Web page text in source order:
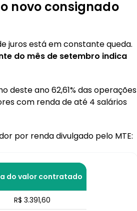
novo consignado
juros está em constante queda.
do mês de setembro indica
deste ano 62,61% das operações
com renda de até 4 salários
por renda divulgado pelo MTE:
do valor contratado
R$ 3.391,60